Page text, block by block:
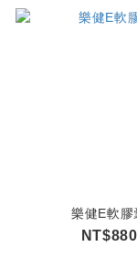
樂健E軟膠
NT$880